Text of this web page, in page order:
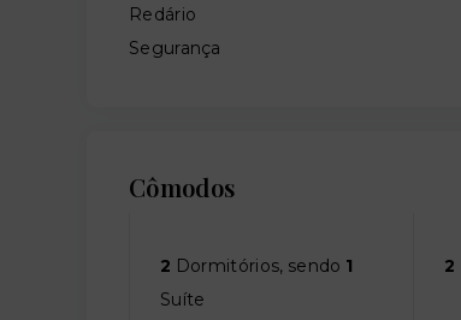
Redário
Segurança
Cômodos
2 Dormitórios, sendo 1
Suíte
2